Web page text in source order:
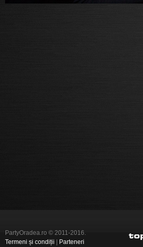
PartyOradea.ro © 2011-2016.
Termeni și condiții
Parteneri